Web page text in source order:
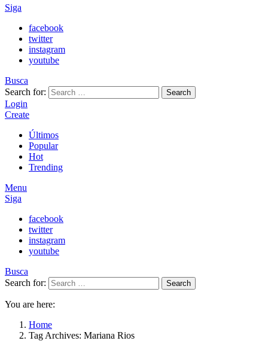
Siga
facebook
twitter
instagram
youtube
Busca
Search for:
Search
Login
Create
Últimos
Popular
Hot
Trending
Menu
Siga
facebook
twitter
instagram
youtube
Busca
Search for:
Search
You are here:
Home
Tag Archives: Mariana Rios